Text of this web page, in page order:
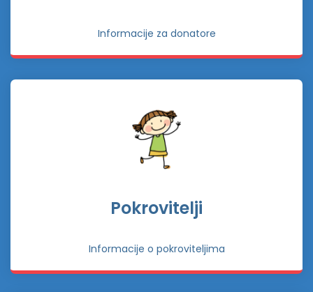
Informacije za donatore
Pokrovitelji
Informacije o pokroviteljima